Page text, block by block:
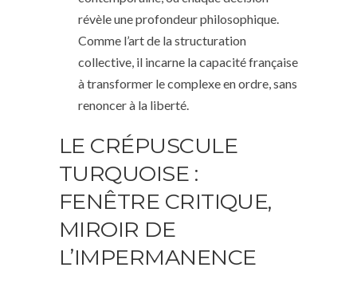
révèle une profondeur philosophique.
Comme l’art de la structuration
collective, il incarne la capacité française
à transformer le complexe en ordre, sans
renoncer à la liberté.
LE CRÉPUSCULE
TURQUOISE :
FENÊTRE CRITIQUE,
MIROIR DE
L’IMPERMANENCE